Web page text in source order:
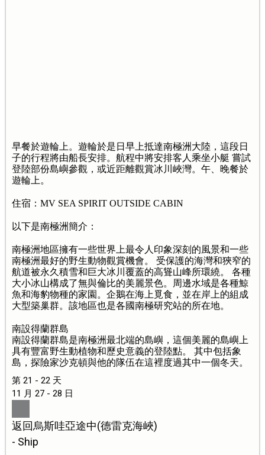
早餐於遊輪上。遊輪於是日早上抵達南極洲大陸，這段日
子的行程將由船長安排。航程中將安排客人乘坐小艇 嘗試
登陸部份島嶼參觀，或近距離觀賞冰川峽灣。午、晚餐於
遊輪上。
住宿：MV SEA SPIRIT OUTSIDE CABIN
以下是南極洲簡介：
南極洲地區擁有一些世界上最令人印象深刻的風景和一些
南極洲最好的野生動物觀賞機會。 受保護的海灣和狹窄的
航道被永久積雪和巨大冰川覆蓋的高聳山峰所環繞。 各種
大小冰山構成了無與倫比的美麗景色。周邊水域是各種鯨
魚和海豹物種的家園。企鵝在海上覓食，並在岸上的組成
大型築巢群。該地區也是各國南極研究站的所在地。
南設得蘭群島
南設得蘭群島是南極洲最北端的島嶼，這個美麗的島嶼上
具有豐富野生動植物和歷史意義的登陸點。 其中包括象
島，探險家沙克頓與他的隊伍在這裡度過其中一個冬天。
第 21 - 22 天
11 月 27 - 28 日
返回烏斯哇亞途中(德雷克海峽)
- Ship